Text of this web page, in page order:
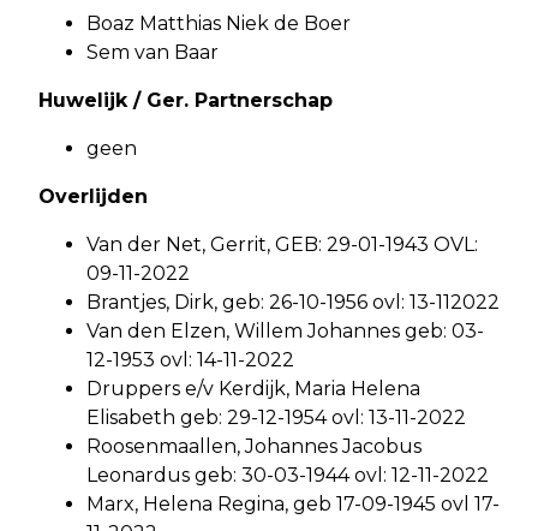
Boaz Matthias Niek de Boer
Sem van Baar
Huwelijk / Ger. Partnerschap
geen
Overlijden
Van der Net, Gerrit, GEB: 29-01-1943 OVL:
09-11-2022
Brantjes, Dirk, geb: 26-10-1956 ovl: 13-112022
Van den Elzen, Willem Johannes geb: 03-
12-1953 ovl: 14-11-2022
Druppers e/v Kerdijk, Maria Helena
Elisabeth geb: 29-12-1954 ovl: 13-11-2022
Roosenmaallen, Johannes Jacobus
Leonardus geb: 30-03-1944 ovl: 12-11-2022
Marx, Helena Regina, geb 17-09-1945 ovl 17-